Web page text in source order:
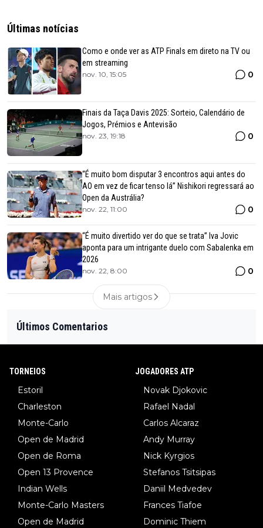
Últimas notícias
Como e onde ver as ATP Finals em direto na TV ou
em streaming
nov. 10, 15:05 0
Finais da Taça Davis 2025: Sorteio, Calendário de
Jogos, Prémios e Antevisão
nov. 23, 19:18 0
“É muito bom disputar 3 encontros aqui antes do
AO em vez de ficar tenso lá” Nishikori regressará ao
Open da Austrália?
nov. 22, 11:00 0
“É muito divertido ver do que se trata” Iva Jovic
aponta para um intrigante duelo com Sabalenka em
2026
nov. 22, 8:00 0
Mais artigos
Últimos Comentarios
TORNEIOS
Estoril
Charleston
Monte-Carlo
Open de Madrid
Open de Roma
Open 13 Provence
Indian Wells
Monte-Carlo Masters
Open de Madrid
JOGADORES ATP
Novak Djokovic
Rafael Nadal
Carlos Alcaraz
Andy Murray
Nick Kyrgios
Stefanos Tsitsipas
Daniil Medvedev
Frances Tiafoe
Dominic Thiem